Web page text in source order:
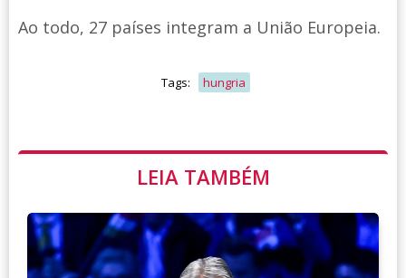
Ao todo, 27 países integram a União Europeia.
Tags: hungria
LEIA TAMBÉM